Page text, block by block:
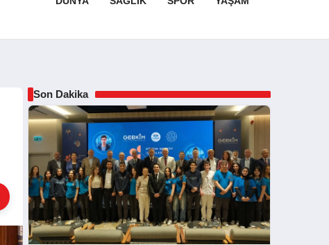
Son Dakika